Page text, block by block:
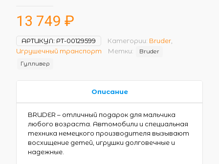
13 749 ₽
АРТИКУЛ: РТ-00129599 Категории: Bruder
Игрушечный транспорт
Метки:
Bruder
Гулливер
Описание
BRUDER – отличный подарок для мальчика
любого возраста. Автомобили и специальная
техника немецкого производителя вызывают
восхищение детей, игрушки долговечные и
надежные.